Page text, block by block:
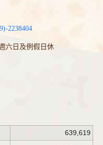
2238404
六日及例假日休
639,619